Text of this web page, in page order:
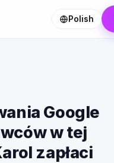
Polish
Google
w tej
zapłaci